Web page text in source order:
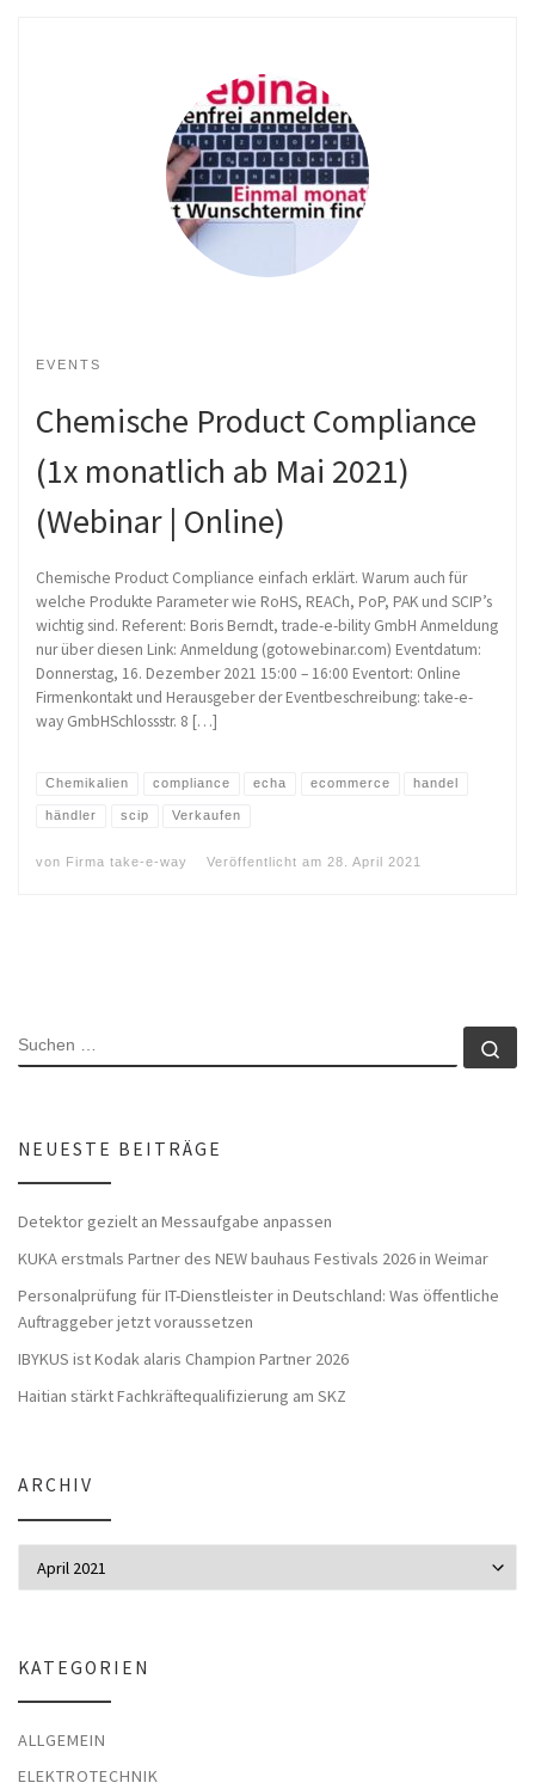
EVENTS
Chemische Product Compliance
(1x monatlich ab Mai 2021)
(Webinar | Online)
Chemische Product Compliance einfach erklärt. Warum auch für
welche Produkte Parameter wie RoHS, REACh, PoP, PAK und SCIP’s
wichtig sind. Referent: Boris Berndt, trade-e-bility GmbH Anmeldung
nur über diesen Link: Anmeldung (gotowebinar.com) Eventdatum:
Donnerstag, 16. Dezember 2021 15:00 – 16:00 Eventort: Online
Firmenkontakt und Herausgeber der Eventbeschreibung: take-e-
way GmbHSchlossstr. 8 […]
Chemikalien compliance echa ecommerce handel
händler scip Verkaufen
von Firma take-e-way Veröffentlicht am 28. April 2021
SUCHE
NEUESTE BEITRÄGE
Detektor gezielt an Messaufgabe anpassen
KUKA erstmals Partner des NEW bauhaus Festivals 2026 in Weimar
Personalprüfung für IT-Dienstleister in Deutschland: Was öffentliche
Auftraggeber jetzt voraussetzen
IBYKUS ist Kodak alaris Champion Partner 2026
Haitian stärkt Fachkräftequalifizierung am SKZ
ARCHIV
KATEGORIEN
ALLGEMEIN
ELEKTROTECHNIK